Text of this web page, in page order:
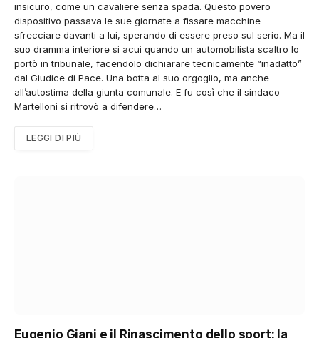
insicuro, come un cavaliere senza spada. Questo povero
dispositivo passava le sue giornate a fissare macchine
sfrecciare davanti a lui, sperando di essere preso sul serio. Ma il
suo dramma interiore si acuì quando un automobilista scaltro lo
portò in tribunale, facendolo dichiarare tecnicamente “inadatto”
dal Giudice di Pace. Una botta al suo orgoglio, ma anche
all’autostima della giunta comunale. E fu così che il sindaco
Martelloni si ritrovò a difendere…
LEGGI DI PIÙ
Eugenio Giani e il Rinascimento dello sport: la